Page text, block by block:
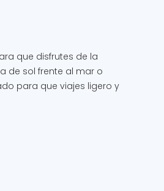
que disfrutes de la
de sol frente al mar o
para que viajes ligero y